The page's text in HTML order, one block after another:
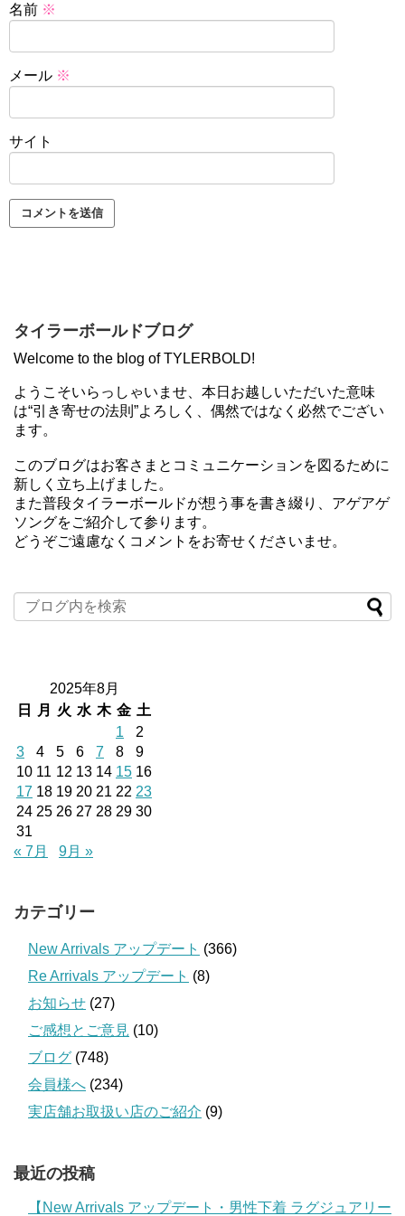
名前 ※
メール ※
サイト
タイラーボールドブログ
Welcome to the blog of TYLERBOLD!
ようこそいらっしゃいませ、本日お越しいただいた意味
は“引き寄せの法則”よろしく、偶然ではなく必然でござい
ます。
このブログはお客さまとコミュニケーションを図るために
新しく立ち上げました。
また普段タイラーボールドが想う事を書き綴り、アゲアゲ
ソングをご紹介して参ります。
どうぞご遠慮なくコメントをお寄せくださいませ。
2025年8月
日
月 火 水 木 金 土
1
2
3
4 5 6 7 8
9
10 11 12 13 14 15 16
17 18 19 20 21 22 23
24 25 26 27 28 29 30
31
« 7月
9月 »
カテゴリー
New Arrivals アップデート (366)
Re Arrivals アップデート (8)
お知らせ (27)
ご感想とご意見 (10)
ブログ (748)
会員様へ (234)
実店舗お取扱い店のご紹介 (9)
最近の投稿
【New Arrivals アップデート・男性下着 ラグジュアリー